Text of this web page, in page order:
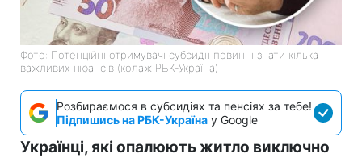
Фото: Потенційні отримувачі субсидії повинні знати кілька
важливих нюансів (колаж РБК-Україна)
Розбираємося в субсидіях та пенсіях за тебе!
Підпишись на РБК-Україна у Google
Українці, які опалюють житло виключно